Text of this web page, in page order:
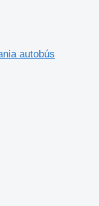
autobús